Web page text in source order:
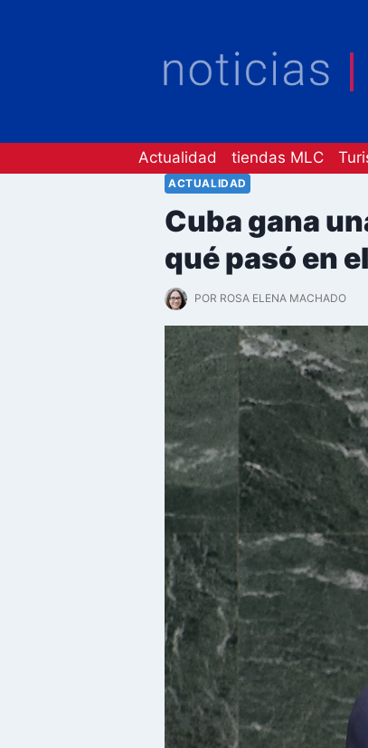
Actualidad tiendas MLC
ACTUALIDAD
Cuba gana
qué pasó en
POR ROSA ELENA MACHADO